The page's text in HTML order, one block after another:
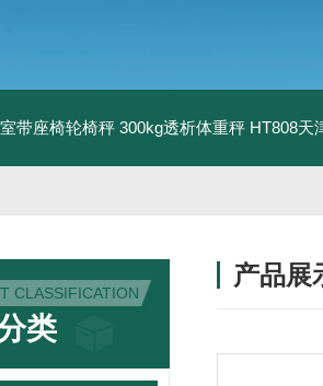
带座椅轮椅秤 300kg透析体重秤 HT808天
CLASSIFICATION
类
产品展